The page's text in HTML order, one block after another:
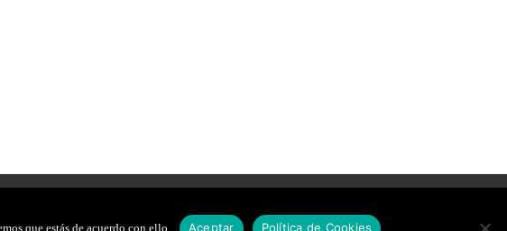
POLÍTICA DE COOKIES DISEÑO WEB
que estás de acuerdo con ello. Aceptar Política de Cookies